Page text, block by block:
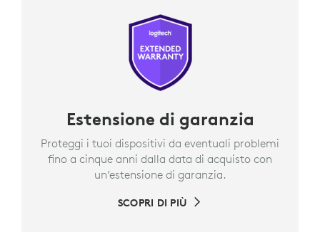
Estensione di garanzia
Proteggi i tuoi dispositivi da eventuali problemi
fino a cinque anni dalla data di acquisto con
un’estensione di garanzia.
SCOPRI DI PIÙ